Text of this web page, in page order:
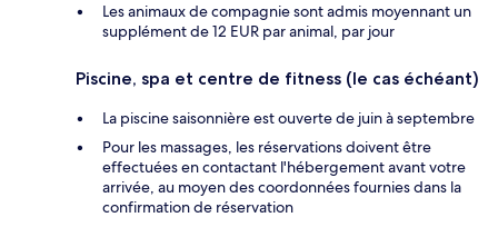
Les animaux de compagnie sont admis moyennant un
supplément de 12 EUR par animal, par jour
Piscine, spa et centre de fitness (le cas échéant)
La piscine saisonnière est ouverte de juin à septembre
Pour les massages, les réservations doivent être
effectuées en contactant l'hébergement avant votre
arrivée, au moyen des coordonnées fournies dans la
confirmation de réservation